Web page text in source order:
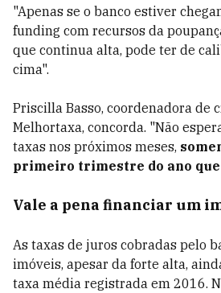
"Apenas se o banco estiver
funding com recursos da
que continua alta, pode ter de
cima".
Priscilla Basso, coordenadora
Melhortaxa, concorda. "Não
taxas nos próximos meses,
primeiro trimestre do ano que
Vale a pena financiar um
As taxas de juros cobradas pelo
imóveis, apesar da forte alta,
taxa média registrada em 2016.